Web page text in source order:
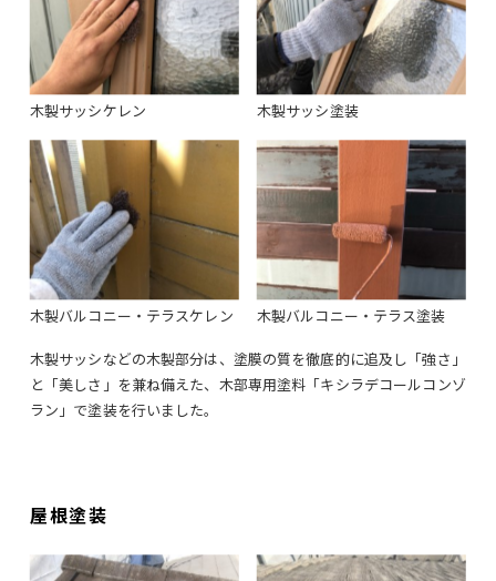
木製サッシケレン 木製サッシ塗装
木製バルコニー・テラスケレン 木製バルコニー・テラス塗装
木製サッシなどの木製部分は、塗膜の質を徹底的に追及し「強さ」
と「美しさ」を兼ね備えた、木部専用塗料「キシラデコールコンゾ
ラン」で塗装を行いました。
屋根塗装